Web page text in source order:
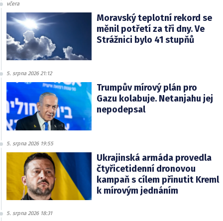
včera
Moravský teplotní rekord se
měnil potřetí za tři dny. Ve
Strážnici bylo 41 stupňů
5. srpna 2026 21:12
Trumpův mírový plán pro
Gazu kolabuje. Netanjahu jej
nepodepsal
5. srpna 2026 19:55
Ukrajinská armáda provedla
čtyřicetidenní dronovou
kampaň s cílem přinutit Kreml
k mírovým jednáním
5. srpna 2026 18:31